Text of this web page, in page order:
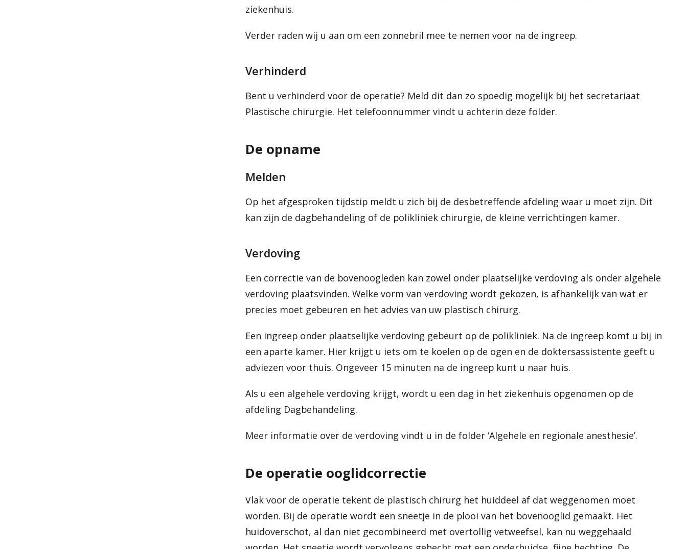
ziekenhuis.
Verder raden wij u aan om een zonnebril mee te nemen voor na de ingreep.
Verhinderd
Bent u verhinderd voor de operatie? Meld dit dan zo spoedig mogelijk bij het secretariaat
Plastische chirurgie. Het telefoonnummer vindt u achterin deze folder.
De opname
Melden
Op het afgesproken tijdstip meldt u zich bij de desbetreffende afdeling waar u moet zijn. Dit
kan zijn de dagbehandeling of de polikliniek chirurgie, de kleine verrichtingen kamer.
Verdoving
Een correctie van de bovenoogleden kan zowel onder plaatselijke verdoving als onder algehele
verdoving plaatsvinden. Welke vorm van verdoving wordt gekozen, is afhankelijk van wat er
precies moet gebeuren en het advies van uw plastisch chirurg.
Een ingreep onder plaatselijke verdoving gebeurt op de polikliniek. Na de ingreep komt u bij in
een aparte kamer. Hier krijgt u iets om te koelen op de ogen en de doktersassistente geeft u
adviezen voor thuis. Ongeveer 15 minuten na de ingreep kunt u naar huis.
Als u een algehele verdoving krijgt, wordt u een dag in het ziekenhuis opgenomen op de
afdeling Dagbehandeling.
Meer informatie over de verdoving vindt u in de folder ‘Algehele en regionale anesthesie’.
De operatie ooglidcorrectie
Vlak voor de operatie tekent de plastisch chirurg het huiddeel af dat weggenomen moet
worden. Bij de operatie wordt een sneetje in de plooi van het bovenooglid gemaakt. Het
huidoverschot, al dan niet gecombineerd met overtollig vetweefsel, kan nu weggehaald